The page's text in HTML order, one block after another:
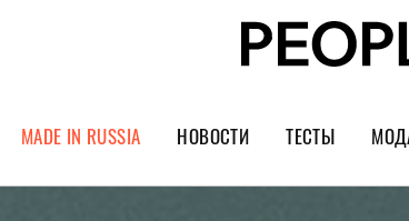
MADE IN RUSSIA НОВОСТИ ТЕСТЫ